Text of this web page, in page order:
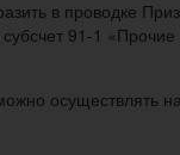
в проводке
91-1
осуществлять